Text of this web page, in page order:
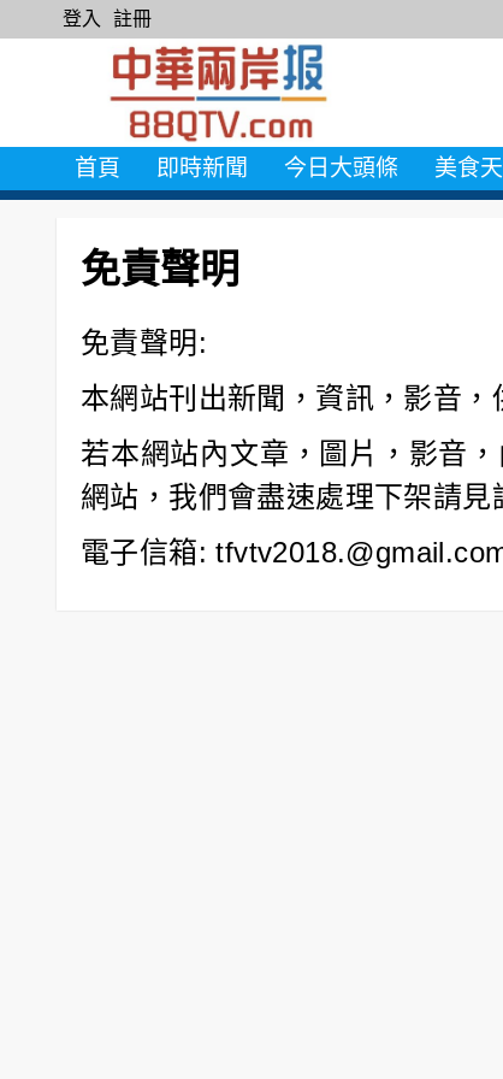
登入 註冊
首頁 即時新聞 今日大頭條 美食
免責聲明
免責聲明:
本網站刊出新聞，資訊，影音，
若本網站內文章，圖片，影音
網站，我們會盡速處理下架請見
電子信箱: